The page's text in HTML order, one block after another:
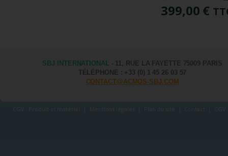
399,00 €
SBJ INTERNATIONAL
- 11, RUE LA FAYETTE 75009 PARIS
TÉLÉPHONE : +33 (0) 1 45 26 03 57
CONTACT@ACMOS-SBJ.COM